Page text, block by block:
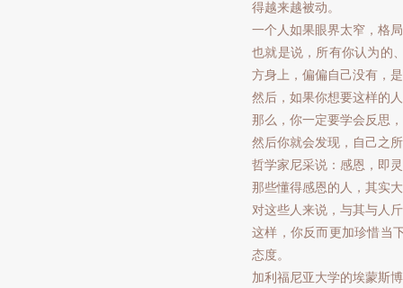
得越来越被动。
一个人如果眼界太窄，格
也就是说，所有你认为的
方身上，偏偏自己没有，
然后，如果你想要这样的
那么，你一定要学会反思
然后你就会发现，自己之
哲学家尼采说：感恩，即
那些懂得感恩的人，其实
对这些人来说，与其与人
这样，你反而更加珍惜当
态度。
加利福尼亚大学的埃蒙斯